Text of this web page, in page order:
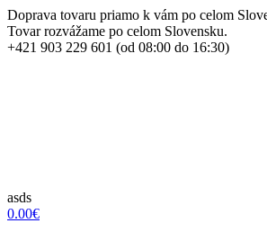
Doprava tovaru priamo k vám po celom
Tovar rozvážame po celom Slovensku.
+421 903 229 601 (od 08:00 do 16:30)
asds
0.00€